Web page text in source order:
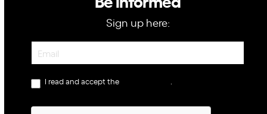
Sign up here:
Newsletter
I read and accept the privacy policy.